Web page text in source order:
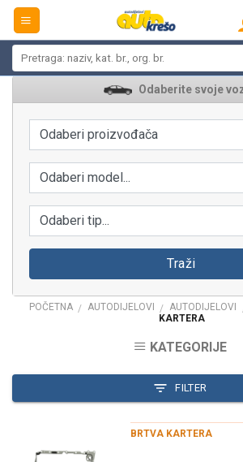
Skip
content
Odaberite svoje
Odaberi proizvođača
Odaberi model...
Odaberi tip...
Traži
POČETNA / AUTODIJELOVI / AUTODIJELOVI
KARTERA
KATEGORIJE
FILTER
BRTVA KARTERA